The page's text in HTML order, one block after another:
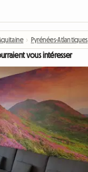
› Pyrénées-Atlantiques
vous intéresser